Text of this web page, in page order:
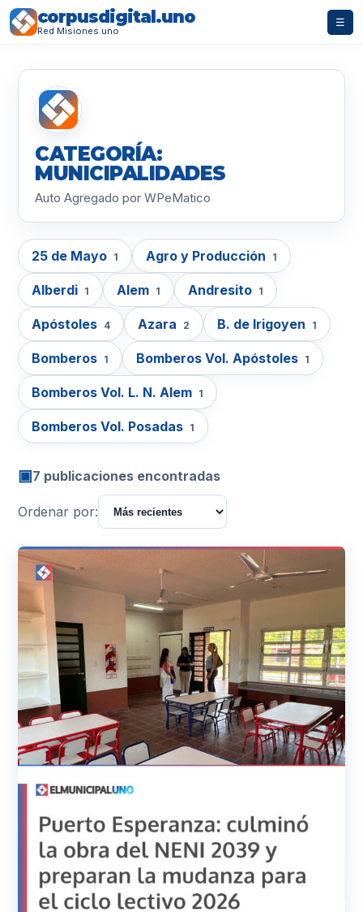
corpusdigital.uno
Red Misiones.uno
☰
CATEGORÍA:
MUNICIPALIDADES
Auto Agregado por WPeMatico
25 de Mayo 1 Agro y Producción 1
Alberdi 1 Alem 1 Andresito 1
Apóstoles 4 Azara 2 B. de Irigoyen 1
Bomberos 1 Bomberos Vol. Apóstoles 1
Bomberos Vol. L. N. Alem 1
Bomberos Vol. Posadas 1
▣7 publicaciones encontradas
Ordenar por: